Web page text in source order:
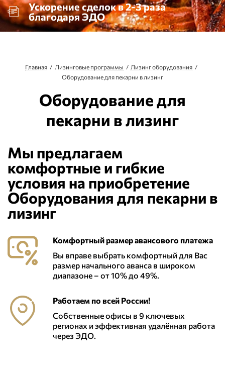
Ускорение сделок в 2-3 раза
благодаря ЭДО
Главная Лизинговые программы
Лизинг оборудования
Оборудование для пекарни в лизинг
Оборудование для
пекарни в лизинг
Мы предлагаем
комфортные и гибкие
условия на приобретение
Оборудования для пекарни в
лизинг
Комфортный размер авансового платежа
Вы вправе выбрать комфортный для Вас
размер начального аванса в широком
диапазоне – от 10% до 49%.
Работаем по всей России!
Собственные офисы в 9 ключевых
регионах и эффективная удалённая работа
через ЭДО.